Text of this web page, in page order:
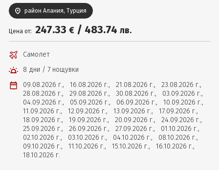
Вход
район Алания, Турция
Цена от: 247.33 € / 483.74 лв.
Самолет
8 дни / 7 нощувки
09.08.2026 г., 16.08.2026 г., 21.08.2026 г., 23.08.2026 г.,
28.08.2026 г., 29.08.2026 г., 30.08.2026 г., 03.09.2026 г.,
04.09.2026 г., 05.09.2026 г., 06.09.2026 г., 10.09.2026 г.,
11.09.2026 г., 12.09.2026 г., 13.09.2026 г., 17.09.2026 г.,
18.09.2026 г., 19.09.2026 г., 20.09.2026 г., 24.09.2026 г.,
25.09.2026 г., 26.09.2026 г., 27.09.2026 г., 01.10.2026 г.,
02.10.2026 г., 03.10.2026 г., 04.10.2026 г., 08.10.2026 г.,
09.10.2026 г., 11.10.2026 г., 15.10.2026 г., 16.10.2026 г.,
18.10.2026 г.